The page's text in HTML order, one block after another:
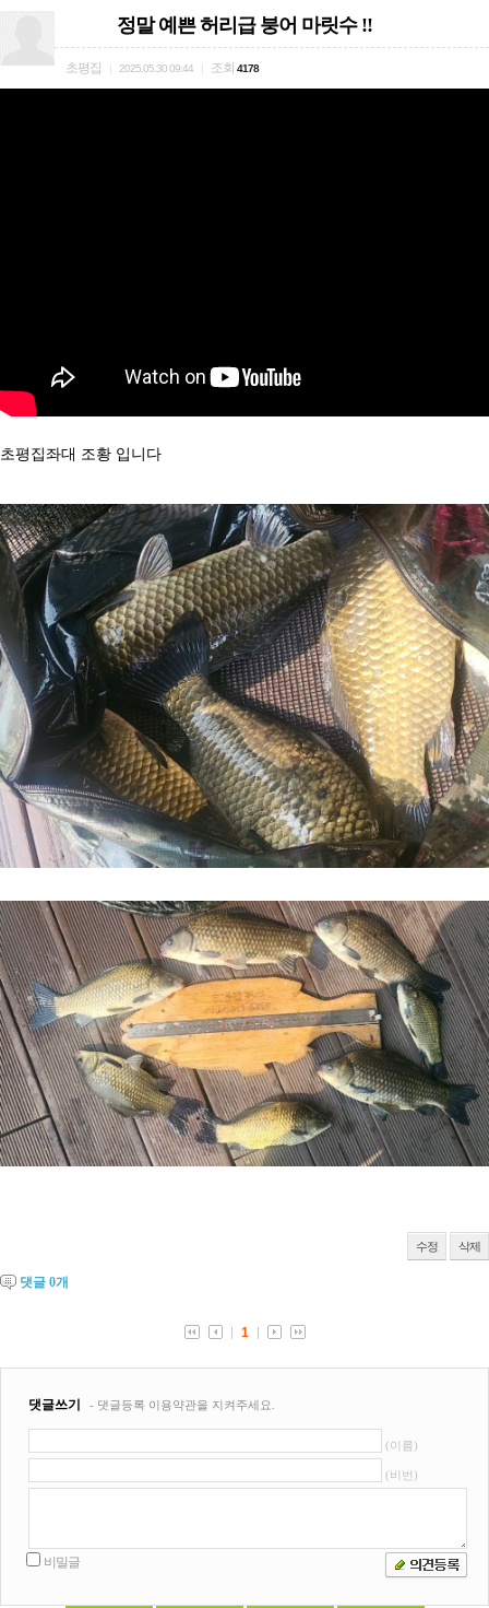
정말 예쁜 허리급 붕어 마릿수 !!
초평집 2025.05.30 09:44 조회 4178
초평집좌대 조황 입니다
수정 삭제
댓글 0개